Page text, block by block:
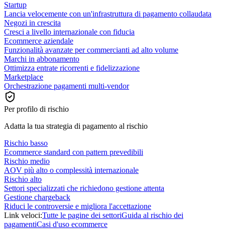
Startup
Lancia velocemente con un'infrastruttura di pagamento collaudata
Negozi in crescita
Cresci a livello internazionale con fiducia
Ecommerce aziendale
Funzionalità avanzate per commercianti ad alto volume
Marchi in abbonamento
Ottimizza entrate ricorrenti e fidelizzazione
Marketplace
Orchestrazione pagamenti multi-vendor
Per profilo di rischio
Adatta la tua strategia di pagamento al rischio
Rischio basso
Ecommerce standard con pattern prevedibili
Rischio medio
AOV più alto o complessità internazionale
Rischio alto
Settori specializzati che richiedono gestione attenta
Gestione chargeback
Riduci le controversie e migliora l'accettazione
Link veloci:Tutte le pagine dei settoriGuida al rischio dei
pagamentiCasi d'uso ecommerce